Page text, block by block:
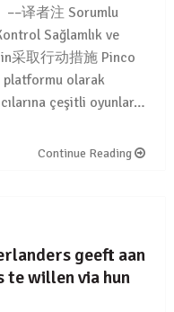
译者注 Sorumlu
Sağlamlık ve
采取行动措施 Pinco
platformu olarak
çeşitli oyunlar…
Continue Reading
geeft aan
te willen via hun